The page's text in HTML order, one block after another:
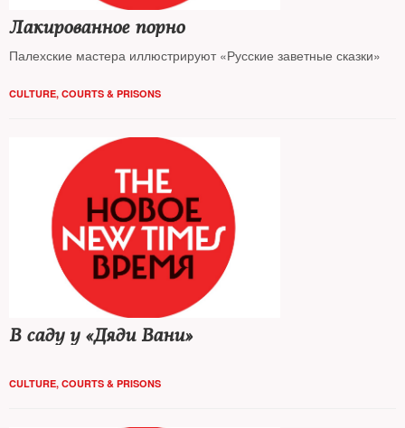
Лакированное порно
Палехские мастера иллюстрируют «Русские заветные сказки»
CULTURE, COURTS & PRISONS
В саду у «Дяди Вани»
CULTURE, COURTS & PRISONS